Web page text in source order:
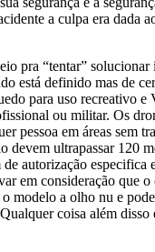
a culpa era dada
pra “tentar”
está definido mas de
para uso recreativo
ou militar. Os
pessoa em áreas sem
devem ultrapassar 120
autorização especifica
em consideração que
modelo a olho nu e
coisa além